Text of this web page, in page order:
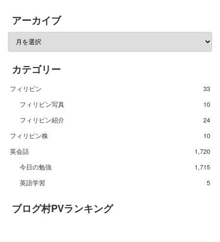
アーカイブ
カテゴリー
フィリピン
33
フィリピン写真
10
フィリピン紹介
24
フィリピン株
10
英会話
1,720
今日の勉強
1,715
英語学習
5
ブログ村PVランキング